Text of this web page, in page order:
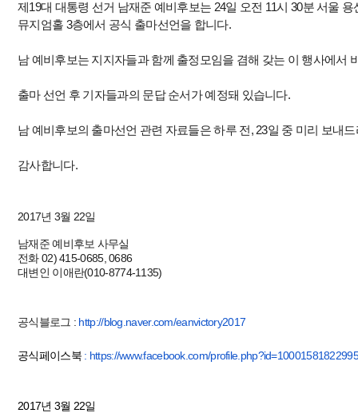
제 19대 대통령 선거 남재준 예비후보는 24일 오전 11시 30분 서울 용
뮤지엄홀 3층에서 공식 출마선언을 합니다.
남 예비후보는 지지자들과 함께 출정모임을 겸해 갖는 이 행사에서
출마 선언 후 기자들과의 문답 순서가 예정돼 있습니다.
남 예비후보의 출마선언 관련 자료들은 하루 전 , 23일 중 미리 보내
감사합니다.
2017년 3월 22일
남재준 예비후보 사무실
전화02) 415-0685, 0686
대변인 이애란(010-8774-1135)
공식블로그 : http://blog.naver.com/eanvictory2017
공식페이스북 : https://www.facebook.com/
2017년 3월 22일